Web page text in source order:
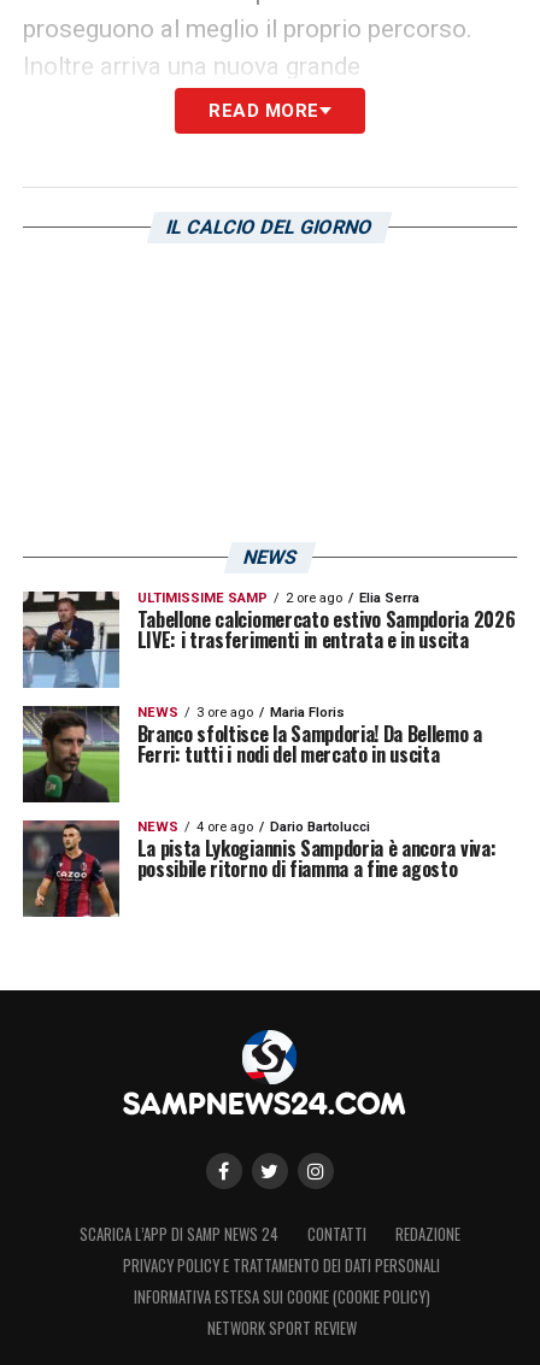
proseguono al meglio il proprio percorso.
Inoltre arriva una nuova grande
soddisfazione per Alessio Rosalba che ha
messo a segno la rete contro i cugini
LA PLAYLIST DELLE NOSTRE TOP NEWS
READ MORE
IL CALCIO DEL GIORNO
NEWS
ULTIMISSIME SAMP 2 ore ago Elia Serra
Tabellone calciomercato estivo Sampdoria 2026
LIVE: i trasferimenti in entrata e in uscita
NEWS 3 ore ago Maria Floris
Branco sfoltisce la Sampdoria! Da Bellemo a
Ferri: tutti i nodi del mercato in uscita
NEWS 4 ore ago Dario Bartolucci
La pista Lykogiannis Sampdoria è ancora viva:
possibile ritorno di fiamma a fine agosto
SCARICA L’APP DI SAMP NEWS 24 CONTATTI
REDAZIONE
PRIVACY POLICY E TRATTAMENTO DEI DATI PERSONALI
INFORMATIVA ESTESA SUI COOKIE (COOKIE POLICY)
NETWORK SPORT REVIEW